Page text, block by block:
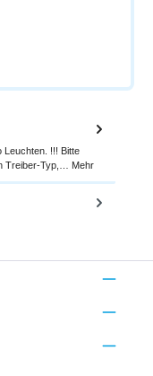
Leuchten. !!! Bitte
Treiber-Typ,… Mehr